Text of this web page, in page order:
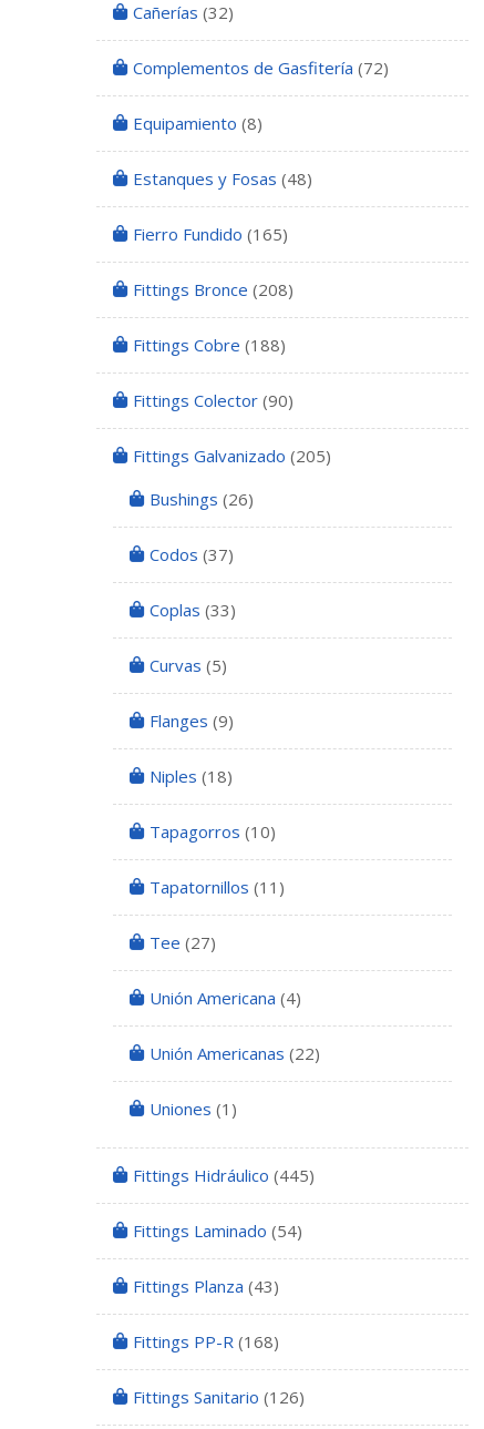
Cañerías (32)
Complementos de Gasfitería (72)
Equipamiento (8)
Estanques y Fosas (48)
Fierro Fundido (165)
Fittings Bronce (208)
Fittings Cobre (188)
Fittings Colector (90)
Fittings Galvanizado (205)
Bushings (26)
Codos (37)
Coplas (33)
Curvas (5)
Flanges (9)
Niples (18)
Tapagorros (10)
Tapatornillos (11)
Tee (27)
Unión Americana (4)
Unión Americanas (22)
Uniones (1)
Fittings Hidráulico (445)
Fittings Laminado (54)
Fittings Planza (43)
Fittings PP-R (168)
Fittings Sanitario (126)